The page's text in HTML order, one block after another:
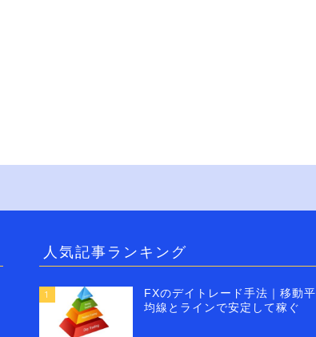
人気記事ランキング
1
FXのデイトレード手法｜移動平
均線とラインで安定して稼ぐ